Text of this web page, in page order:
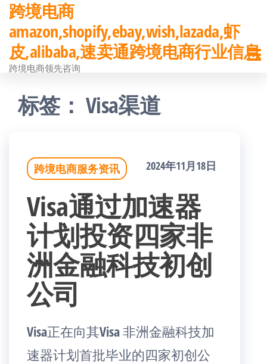
前
往
内
跨境电商
amazon,shopify,ebay,wish,lazada,虾
皮,alibaba,速卖通跨境电商行业信息
跨境电商领先咨询
标签：Visa渠道
跨境电商服务资讯 2024年11月18日
Visa通过加速器
计划投资四家非
洲金融科技初创
公司
Visa正在向其Visa 非洲金融科技加
速器计划首批毕业的四家初创公